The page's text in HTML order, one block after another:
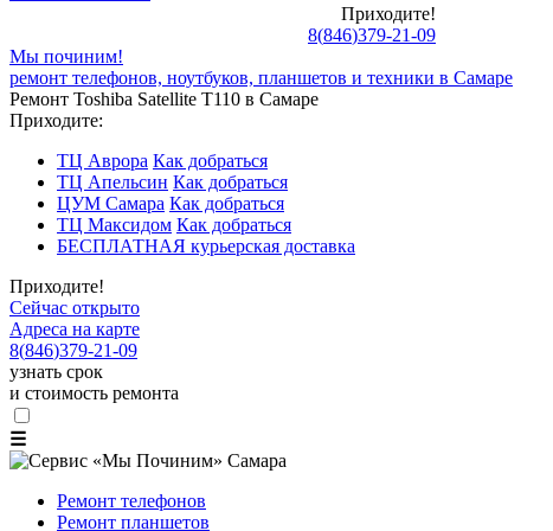
Приходите!
8(846)379-21-09
Мы починим!
ремонт телефонов, ноутбуков, планшетов и техники в Самаре
Ремонт Toshiba Satellite T110 в Самаре
Приходите:
ТЦ Аврора Как добраться
ТЦ Апельсин Как добраться
ЦУМ Самара Как добраться
ТЦ Максидом Как добраться
БЕСПЛАТНАЯ курьерская доставка
Приходите!
Сейчас открыто
Адреса на карте
8(846)379-21-09
узнать срок
и стоимость ремонта
☰
Ремонт телефонов
Ремонт планшетов